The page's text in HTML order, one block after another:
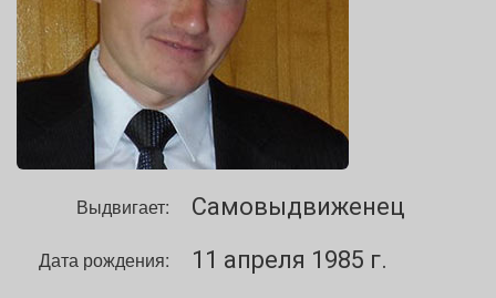
Выдвигает: Самовыдвиженец
Дата рождения: 11 апреля 1985 г.